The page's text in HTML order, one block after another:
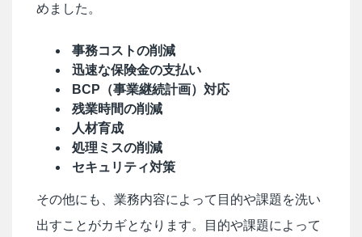
めました。
事務コストの削減
迅速な保険金の支払い
BCP（事業継続計画）対応
残業時間の削減
人材育成
処理ミスの削減
セキュリティ対策
その他にも、業務内容によって目的や課題を洗い
出すことがカギとなります。目的や課題によって